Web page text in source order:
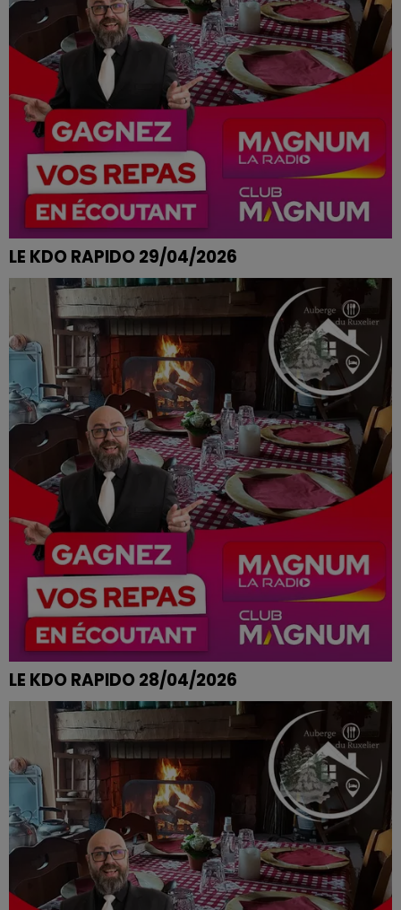
LE KDO RAPIDO 29/04/2026
ISABELLE DE LAMARCHE REMPORTE SON REPAS A
L'AUBERGE DU RUXELIER
LE KDO RAPIDO 28/04/2026
JULIE DE CHARMES REMPORTE SON REPAS A L'AUBERGE
DU RUXELIER